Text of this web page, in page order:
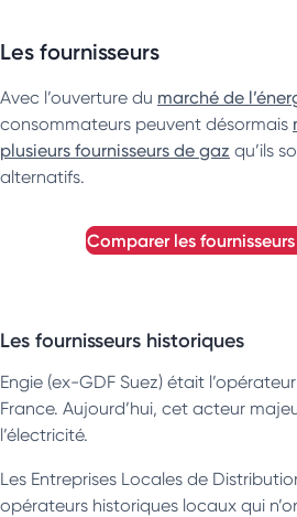
Les fournisseurs
Avec l’ouverture du marché de
consommateurs peuvent désormais
plusieurs fournisseurs de gaz qu’ils
alternatifs.
comparer les
Les fournisseurs historiques
Engie (ex-GDF Suez) était
France. Aujourd’hui, cet acteur
l’électricité.
Les Entreprises Locales de
opérateurs historiques locaux qui